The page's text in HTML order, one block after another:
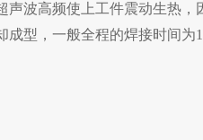
声波高频使上工件震动生热
成型，一般全程的焊接时间为